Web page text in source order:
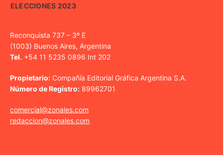
ELECCIONES 2023
Reconquista 737 – 3º E
(1003) Buenos Aires, Argentina
Tel. +54 11 5235 0896 Int 202
Propietario: Compañía Editorial Gráfica Argentina S.A.
Número de Registro: 89962701
comercial@zonales.com
redaccion@zonales.com